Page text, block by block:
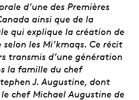
d’une des Premières
ainsi que de la
qui explique la création de
les Mi’kmaqs. Ce récit
transmis d’une génération
la famille du chef
J. Augustine, dont
chef Michael Augustine de